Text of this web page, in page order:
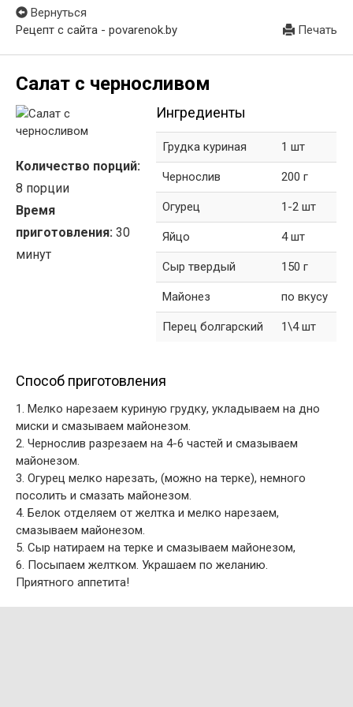
Вернуться
Рецепт с сайта - povarenok.by
Печать
Салат с черносливом
Количество порций:
8 порции
Время
приготовления: 30
минут
Ингредиенты
Грудка куриная 1 шт
Чернослив 200 г
Огурец 1-2 шт
Яйцо 4 шт
Сыр твердый 150 г
Майонез по вкусу
Перец болгарский 1\4 шт
Способ приготовления
1. Мелко нарезаем куриную грудку, укладываем на дно
миски и смазываем майонезом.
2. Чернослив разрезаем на 4-6 частей и смазываем
майонезом.
3. Огурец мелко нарезать, (можно на терке), немного
посолить и смазать майонезом.
4. Белок отделяем от желтка и мелко нарезаем,
смазываем майонезом.
5. Сыр натираем на терке и смазываем майонезом,
6. Посыпаем желтком. Украшаем по желанию.
Приятного аппетита!